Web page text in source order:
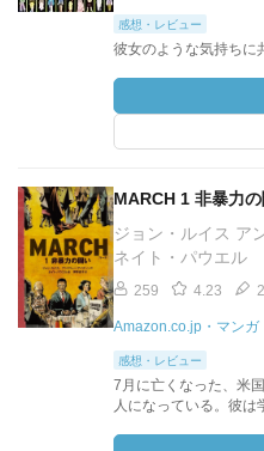
感想・レビュー
彼女のような気持ちに
MARCH 1 非暴力
ジョン・ルイス ア
ネイト・パウエル
259 4.23
Amazon.co.jp・マンガ
感想・レビュー
7月に亡くなった、米
人になっている。彼は